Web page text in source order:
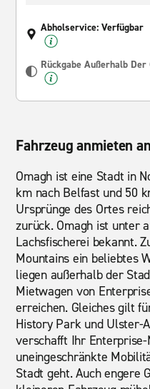
Abholservice: Verfügbar
Rückgabe Außerhalb
Fahrzeug anmieten
Omagh ist eine Stadt in
km nach Belfast und 50
Ursprünge des Ortes
zurück. Omagh ist unter
Lachsfischerei bekannt.
Mountains ein beliebtes
liegen außerhalb der
Mietwagen von
erreichen. Gleiches gilt
History Park und Ulster-
verschafft Ihr
uneingeschränkte
Stadt geht. Auch engere